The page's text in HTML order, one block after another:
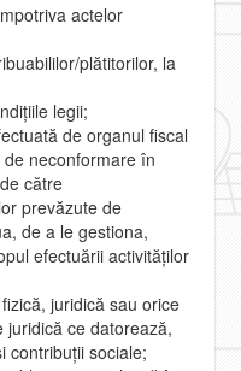
actelor
plătitorilor, la
legii;
de organul fiscal
neconformare în
către
prevăzute de
de a le gestiona,
efectuării activităţilor
juridică sau orice
ce datorează,
contribuţii sociale;